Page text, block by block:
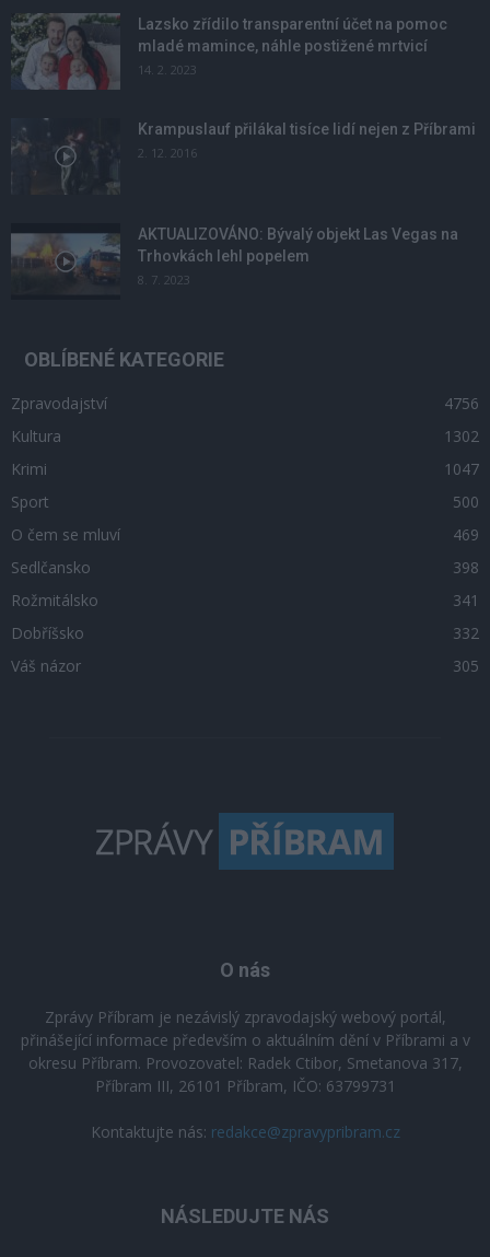
Lazsko zřídilo transparentní účet na pomoc
mladé mamince, náhle postižené mrtvicí
14. 2. 2023
Krampuslauf přilákal tisíce lidí nejen z Příbrami
2. 12. 2016
AKTUALIZOVÁNO: Bývalý objekt Las Vegas na
Trhovkách lehl popelem
8. 7. 2023
OBLÍBENÉ KATEGORIE
Zpravodajství
4756
Kultura
1302
Krimi
1047
Sport
500
O čem se mluví
469
Sedlčansko
398
Rožmitálsko
341
Dobříšsko
332
Váš názor
305
O nás
Zprávy Příbram je nezávislý zpravodajský webový portál,
přinášející informace především o aktuálním dění v Příbrami a v
okresu Příbram. Provozovatel: Radek Ctibor, Smetanova 317,
Příbram III, 26101 Příbram, IČO: 63799731
Kontaktujte nás: redakce@zpravypribram.cz
NÁSLEDUJTE NÁS